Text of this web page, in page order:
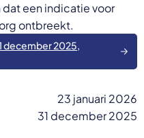
dat een indicatie voor
ontbreekt.
december 2025,
23 januari 2026
31 december 2025